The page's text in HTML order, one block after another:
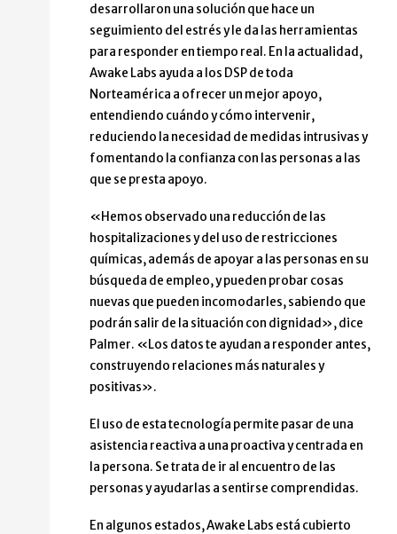
desarrollaron una solución que hace un
seguimiento del estrés y le da las herramientas
para responder en tiempo real. En la actualidad,
Awake Labs ayuda a los DSP de toda
Norteamérica a ofrecer un mejor apoyo,
entendiendo cuándo y cómo intervenir,
reduciendo la necesidad de medidas intrusivas y
fomentando la confianza con las personas a las
que se presta apoyo.
«Hemos observado una reducción de las
hospitalizaciones y del uso de restricciones
químicas, además de apoyar a las personas en su
búsqueda de empleo, y pueden probar cosas
nuevas que pueden incomodarles, sabiendo que
podrán salir de la situación con dignidad», dice
Palmer. «Los datos te ayudan a responder antes,
construyendo relaciones más naturales y
positivas».
El uso de esta tecnología permite pasar de una
asistencia reactiva a una proactiva y centrada en
la persona. Se trata de ir al encuentro de las
personas y ayudarlas a sentirse comprendidas.
En algunos estados, Awake Labs está cubierto